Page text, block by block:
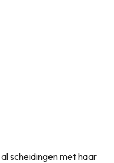
scheidingen met haar